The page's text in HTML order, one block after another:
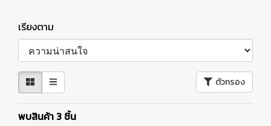
เรียงตาม
ตัวกรอง
พบสินค้า 3 ชิ้น